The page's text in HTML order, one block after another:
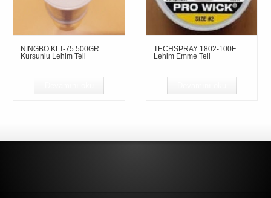
NINGBO KLT-75 500GR
Kurşunlu Lehim Teli
TECHSPRAY 1802-100F
Lehim Emme Teli